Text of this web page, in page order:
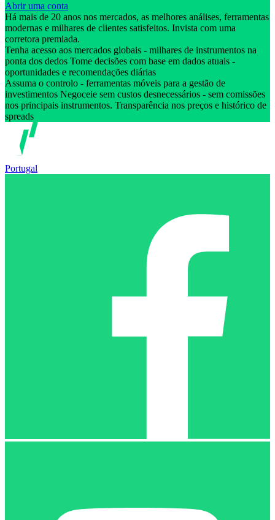
Abrir uma conta
Há mais de 20 anos nos mercados, as melhores análises, ferramentas
modernas e milhares de clientes satisfeitos. Invista com uma
corretora premiada.
Tenha acesso aos mercados globais - milhares de instrumentos na
ponta dos dedos Tome decisões com base em dados atuais -
oportunidades e recomendações diárias
Assuma o controlo - ferramentas móveis para a gestão de
investimentos Negoceie sem custos desnecessários - sem comissões
nos principais instrumentos. Transparência nos preços e histórico de
spreads
Portugal